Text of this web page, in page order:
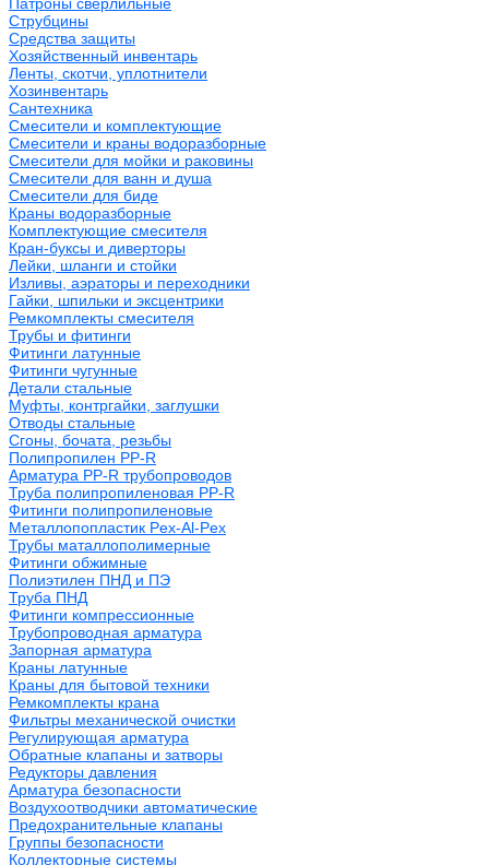
Струбцины
Средства защиты
Хозяйственный инвентарь
Ленты, скотчи, уплотнители
Хозинвентарь
Сантехника
Смесители и комплектующие
Смесители и краны водоразборные
Смесители для мойки и раковины
Смесители для ванн и душа
Смесители для биде
Краны водоразборные
Комплектующие смесителя
Кран-буксы и диверторы
Лейки, шланги и стойки
Изливы, аэраторы и переходники
Гайки, шпильки и эксцентрики
Ремкомплекты смесителя
Трубы и фитинги
Фитинги латунные
Фитинги чугунные
Детали стальные
Муфты, контргайки, заглушки
Отводы стальные
Сгоны, бочата, резьбы
Полипропилен PP-R
Арматура PP-R трубопроводов
Труба полипропиленовая PP-R
Фитинги полипропиленовые
Металлопопластик Pex-Al-Pex
Трубы маталлополимерные
Фитинги обжимные
Полиэтилен ПНД и ПЭ
Труба ПНД
Фитинги компрессионные
Трубопроводная арматура
Запорная арматура
Краны латунные
Краны для бытовой техники
Ремкомплекты крана
Фильтры механической очистки
Регулирующая арматура
Обратные клапаны и затворы
Редукторы давления
Арматура безопасности
Воздухоотводчики автоматические
Предохранительные клапаны
Группы безопасности
Коллекторные системы